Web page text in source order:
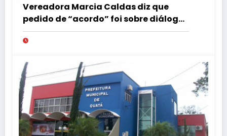
Vereadora Marcia Caldas diz que
pedido de “acordo” foi sobre diálogo
institucional